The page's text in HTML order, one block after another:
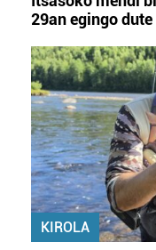
29an egingo dute
KIROLA